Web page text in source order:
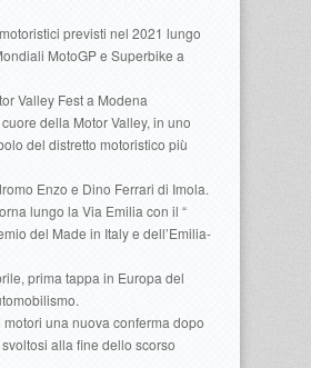
previsti nel 2021 lungo
MotoGP e Superbike a
Valley Fest a Modena
della Motor Valley, in uno
del distretto motoristico più
Enzo e Dino Ferrari di Imola.
lungo la Via Emilia con il “
del Made in Italy e dell’Emilia-
prima tappa in Europa del
motori una nuova conferma dopo
alla fine dello scorso